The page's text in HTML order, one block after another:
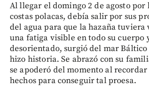
Al llegar el domingo 2 de agosto por
costas polacas, debía salir por sus
del agua para que la hazaña tuviera
una fatiga visible en todo su cuerpo
desorientado, surgió del mar
hizo historia. Se abrazó con su
se apoderó del momento al
hechos para conseguir tal proesa.